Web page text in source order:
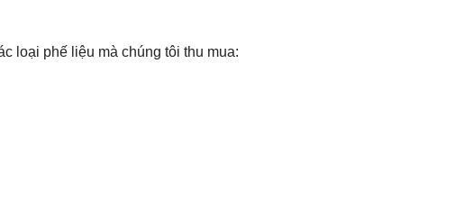
loại phế liệu mà chúng tôi thu mua: